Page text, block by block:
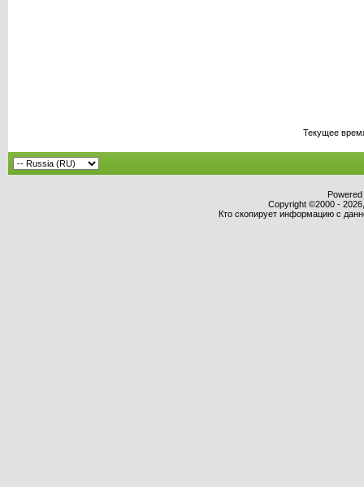
Текущее
Copyright ©2000 -
Кто скопирует информацию с